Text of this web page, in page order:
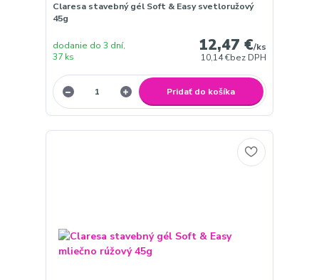
Claresa stavebný gél Soft & Easy svetloružový
45g
12,47 €/ks
10,14 €bez DPH
dodanie do 3 dní,
37 ks
Pridať do košíka